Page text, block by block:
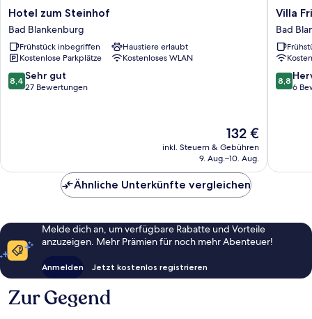
Hotel
zum
Steinhof
Bad
Blankenburg
Hotel zum Steinhof
Bad Blankenburg
Frühstück inbegriffen
Haustiere erlaubt
Kostenlose Parkplätze
Kostenloses WLAN
8.4
von
8,4 Sehr gut
27 Bewertungen
Der
Preis
beträgt
132 €
inkl. Steuern & Gebühren
9. Aug.–10. Aug.
Villa
Frieden
Hotel
&
Bad
Villa
Bad
8.8
von
8,8
6
Ähnliche Unterkünfte vergleichen
Melde dich an, um verfügbare Rabatte und Vorteile
anzuzeigen. Mehr Prämien für noch mehr Abenteuer!
Anmelden Jetzt kostenlos registrieren
Zur Gegend